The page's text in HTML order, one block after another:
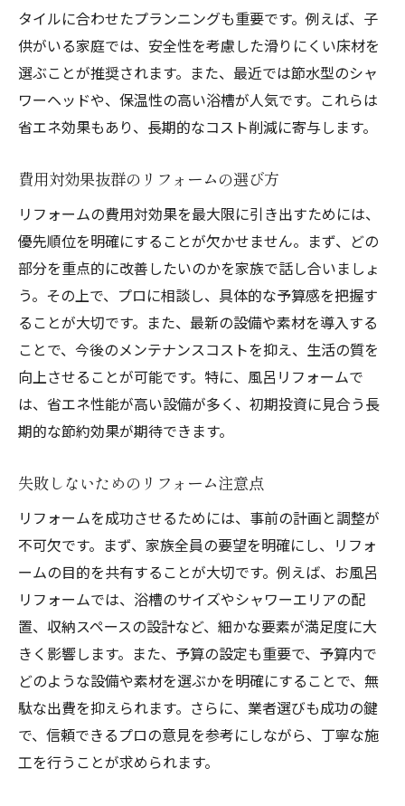
タイルに合わせたプランニングも重要です。例えば、子
供がいる家庭では、安全性を考慮した滑りにくい床材を
選ぶことが推奨されます。また、最近では節水型のシャ
ワーヘッドや、保温性の高い浴槽が人気です。これらは
省エネ効果もあり、長期的なコスト削減に寄与します。
費用対効果抜群のリフォームの選び方
リフォームの費用対効果を最大限に引き出すためには、
優先順位を明確にすることが欠かせません。まず、どの
部分を重点的に改善したいのかを家族で話し合いましょ
う。その上で、プロに相談し、具体的な予算感を把握す
ることが大切です。また、最新の設備や素材を導入する
ことで、今後のメンテナンスコストを抑え、生活の質を
向上させることが可能です。特に、風呂リフォームで
は、省エネ性能が高い設備が多く、初期投資に見合う長
期的な節約効果が期待できます。
失敗しないためのリフォーム注意点
リフォームを成功させるためには、事前の計画と調整が
不可欠です。まず、家族全員の要望を明確にし、リフォ
ームの目的を共有することが大切です。例えば、お風呂
リフォームでは、浴槽のサイズやシャワーエリアの配
置、収納スペースの設計など、細かな要素が満足度に大
きく影響します。また、予算の設定も重要で、予算内で
どのような設備や素材を選ぶかを明確にすることで、無
駄な出費を抑えられます。さらに、業者選びも成功の鍵
で、信頼できるプロの意見を参考にしながら、丁寧な施
工を行うことが求められます。